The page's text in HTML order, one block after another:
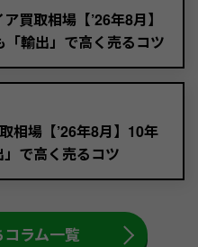
買取相場【’26年8月】
「輸出」で高く売るコツ
相場【’26年8月】10年
で高く売るコツ
ラム一覧